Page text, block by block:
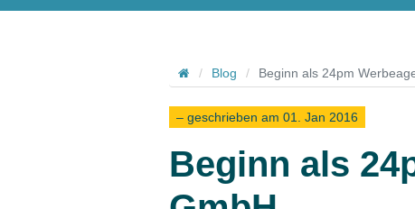
Hallo
/ Blog / Beginn als 24pm
– geschrieben am 01. Jan 2016
Beginn als